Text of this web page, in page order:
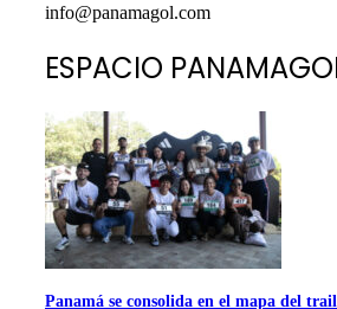
info@panamagol.com
ESPACIO
Panamá se consolida en el mapa del